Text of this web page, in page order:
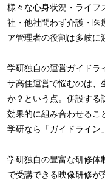
様々な心身状況・ライフ
社・他社問わず介護・医
ア管理者の役割は多岐に
学研独自の運営ガイドラ
サ高住運営で悩むのは、
か？という点。併設する
効果的に組み合わせるこ
学研なら「ガイドライン
学研独自の豊富な研修体
で受講できる映像研修が